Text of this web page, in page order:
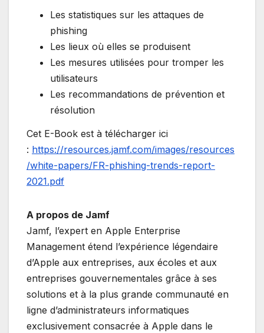
Les statistiques sur les attaques de
phishing
Les lieux où elles se produisent
Les mesures utilisées pour tromper les
utilisateurs
Les recommandations de prévention et
résolution
Cet E-Book est à télécharger ici
: https://resources.jamf.com/images/resources
/white-papers/FR-phishing-trends-report-
2021.pdf
A propos de Jamf
Jamf, l’expert en Apple Enterprise
Management étend l’expérience légendaire
d’Apple aux entreprises, aux écoles et aux
entreprises gouvernementales grâce à ses
solutions et à la plus grande communauté en
ligne d’administrateurs informatiques
exclusivement consacrée à Apple dans le